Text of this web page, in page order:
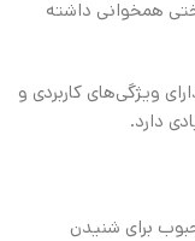
همخوانی داشته
ویژگی‌های کاربردی و
دارد.
برای شنیدن